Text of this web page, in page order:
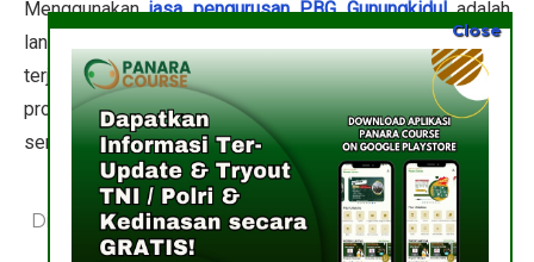
Menggunakanjasa pengurusan PBG Gunungkiduladalah
langkah bijak bagi siapapun yang ingin praktis, cepat, dan
terjamin keabsahannya. Dengan bantuan tenaga
profesional, Anda bisa lebih fokus pada pembangunan,
sementara urusan birokrasi diselesaikan secara tuntas.
Diskusi lebih lanjut? Yuk, GabungGrup Telegram
atauGrup WhatsApp Brillo Course!
Close